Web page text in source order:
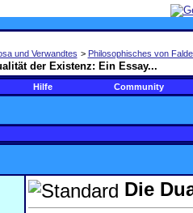
und Verwandtes > Philosophisches von
der Existenz: Ein Essay...
Hilfe Community
Die